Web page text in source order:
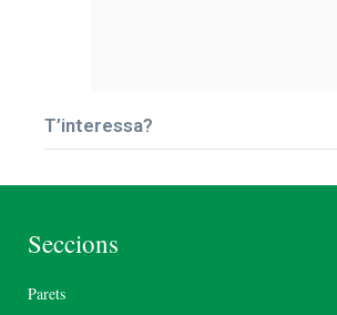
T’interessa?
Seccions
Parets